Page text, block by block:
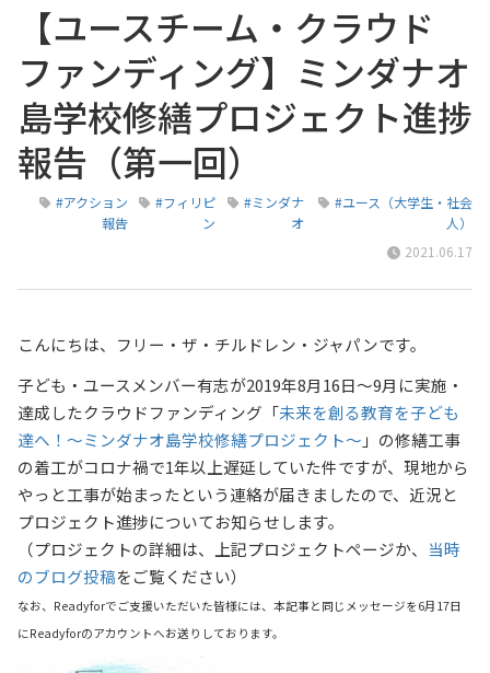
【ユースチーム・クラウド
ファンディング】ミンダナオ
島学校修繕プロジェクト進捗
報告（第一回）
#アクション
報告
#フィリピ
ン
#ミンダナ
オ
#ユース（大学生・社会
人）
2021.06.17
こんにちは、フリー・ザ・チルドレン・ジャパンです。
子ども・ユースメンバー有志が2019年8月16日～9月に実施・
達成したクラウドファンディング「未来を創る教育を子ども
達へ！～ミンダナオ島学校修繕プロジェクト～ 」の修繕工事
の着工がコロナ禍で1年以上遅延していた件ですが、 現地から
やっと工事が始まったという連絡が届きましたので、近況と
プロジェクト進捗についてお知らせします。
（プロジェクトの詳細は、上記プロジェクトページか、 当時
のブログ投稿をご覧ください）
なお、Readyforでご支援いただいた皆様には、本記事と同じメッセージを6月17日
にReadyforのアカウントへお送りしております。